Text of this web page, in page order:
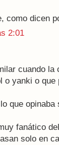
como dicen
2:01
cuando la
o yanki o que
que opinaba
fanático
solo en